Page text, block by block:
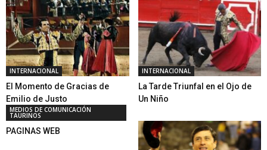
INTERNACIONAL
El Momento de Gracias de
Emilio de Justo
INTERNACIONAL
La Tarde Triunfal en el Ojo de
Un Niño
MEDIOS DE COMUNICACIÓN
TAURINOS
PAGINAS WEB